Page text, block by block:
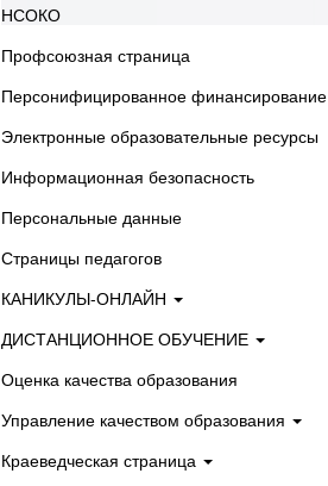
НСОКО
Профсоюзная страница
Персонифицированное финансирование
Электронные образовательные ресурсы
Информационная безопасность
Персональные данные
Страницы педагогов
КАНИКУЛЫ-ОНЛАЙН
ДИСТАНЦИОННОЕ ОБУЧЕНИЕ
Оценка качества образования
Управление качеством образования
Краеведческая страница